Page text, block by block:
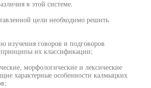
в этой системе.
цели необходимо решить
изучения говоров и подговоров
их классификации;
морфологические и лексические
характерные особенности калмыцких